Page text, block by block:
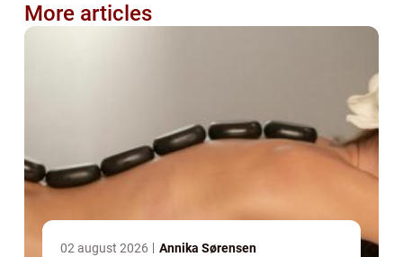
More articles
02 august 2026 Annika Sørensen